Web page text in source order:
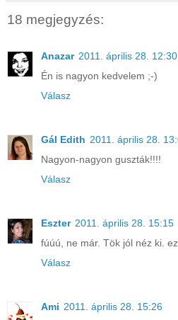
18 megjegyzés:
Anazar 2011. április 28. 12:30
Én is nagyon kedvelem ;-)
Válasz
Gál Edith 2011. április 28.
Nagyon-nagyon guszták!!!!
Válasz
Eszter 2011. április 28. 15:15
fúúú, ne már. Tök jól néz ki.
Válasz
Ami 2011. április 28. 15:26